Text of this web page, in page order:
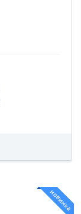
новинка